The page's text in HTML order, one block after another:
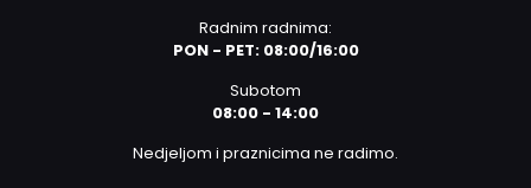
Radnim radnima:
PON - PET: 08:00/16:00
Subotom
08:00 - 14:00
Nedjeljom i praznicima ne radimo.